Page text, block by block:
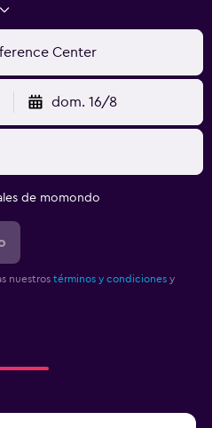
Center
dom. 16/8
de momondo
nuestros términos y condiciones y